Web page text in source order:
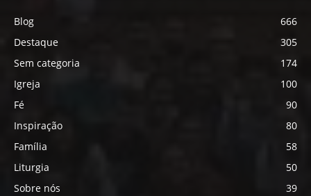
Blog
666
Destaque
305
Sem categoria
174
Igreja
100
Fé
90
Inspiração
80
Família
58
Liturgia
50
Sobre nós
39